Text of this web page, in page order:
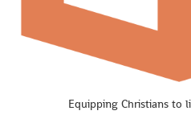
Equipping Christians to